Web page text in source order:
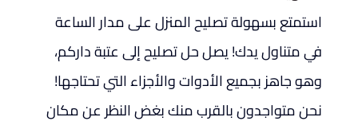
استمتع بسهولة تصليح المنزل على مدار الساعة
في متناول يدك! يصل حل تصليح إلى عتبة داركم،
وهو جاهز بجميع الأدوات والأجزاء التي تحتاجها!
نحن متواجدون بالقرب منك بغض النظر عن مكان